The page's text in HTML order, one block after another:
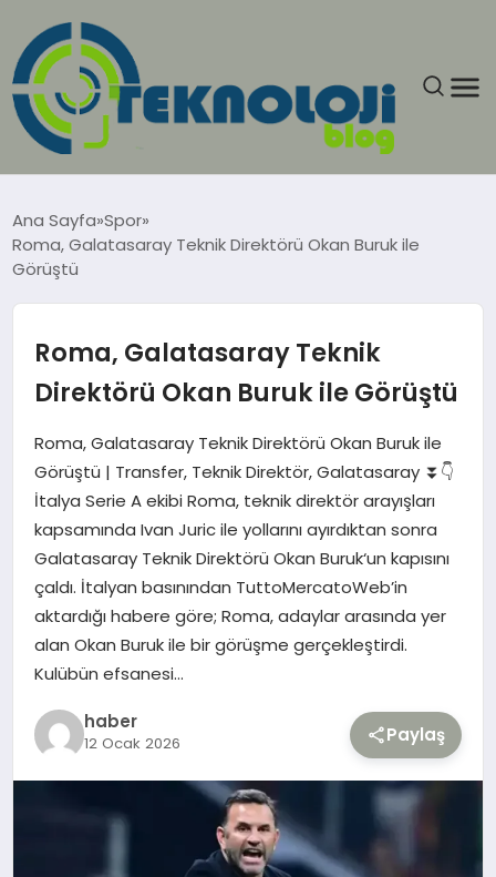
GÜNCEL
GENEL
GÜNDEM
TEKNOLOJI
YAŞAM
Ana Sayfa Spor
Roma, Galatasaray Teknik Direktörü Okan Buruk ile
Görüştü
Roma, Galatasaray Teknik
Direktörü Okan Buruk ile Görüştü
Roma, Galatasaray Teknik Direktörü Okan Buruk ile
Görüştü | Transfer, Teknik Direktör, Galatasaray ⏬👇
İtalya Serie A ekibi Roma, teknik direktör arayışları
kapsamında Ivan Juric ile yollarını ayırdıktan sonra
Galatasaray Teknik Direktörü Okan Buruk‘un kapısını
çaldı. İtalyan basınından TuttoMercatoWeb’in
aktardığı habere göre; Roma, adaylar arasında yer
alan Okan Buruk ile bir görüşme gerçekleştirdi.
Kulübün efsanesi…
haber
12 Ocak 2026 Paylaş